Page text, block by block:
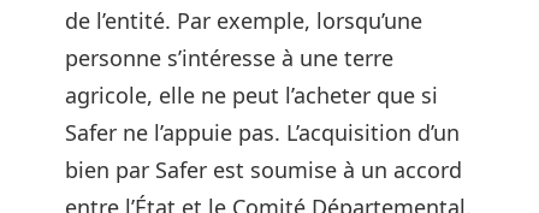
de l’entité. Par exemple, lorsqu’une
personne s’intéresse à une terre
agricole, elle ne peut l’acheter que si
Safer ne l’appuie pas. L’acquisition d’un
bien par Safer est soumise à un accord